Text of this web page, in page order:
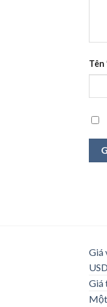
Tên
Giá
Giá
Một